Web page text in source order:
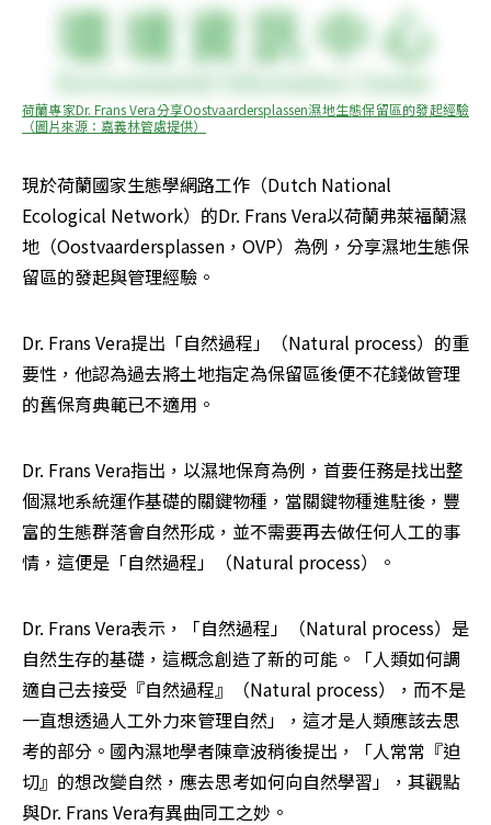
荷蘭專家Dr. Frans Vera分享Oostvaardersplassen濕地生態保留區的發起經驗
（圖片來源：嘉義林管處提供）
現於荷蘭國家生態學網路工作（Dutch National
Ecological Network）的Dr. Frans Vera以荷蘭弗萊福蘭濕
地（Oostvaardersplassen，OVP）為例，分享濕地生態保
留區的發起與管理經驗。
Dr. Frans Vera提出「自然過程」（Natural process）的重
要性，他認為過去將土地指定為保留區後便不花錢做管理
的舊保育典範已不適用。
Dr. Frans Vera指出，以濕地保育為例，首要任務是找出整
個濕地系統運作基礎的關鍵物種，當關鍵物種進駐後，豐
富的生態群落會自然形成，並不需要再去做任何人工的事
情，這便是「自然過程」（Natural process）。
Dr. Frans Vera表示，「自然過程」（Natural process）是
自然生存的基礎，這概念創造了新的可能。「人類如何調
適自己去接受『自然過程』（Natural process），而不是
一直想透過人工外力來管理自然」，這才是人類應該去思
考的部分。國內濕地學者陳章波稍後提出，「人常常『迫
切』的想改變自然，應去思考如何向自然學習」，其觀點
與Dr. Frans Vera有異曲同工之妙。